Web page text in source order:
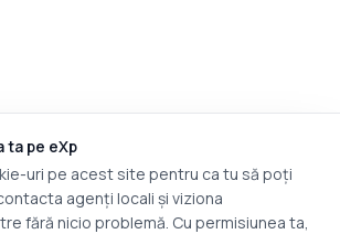
pe eXp
uri pe acest site pentru ca tu să poți
agenți locali și viziona
fără nicio problemă. Cu permisiunea ta,